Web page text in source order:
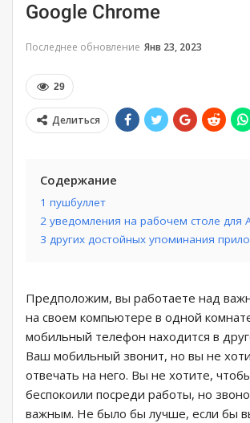
Google Chrome
Последнее обновление Янв 23, 2023
29
Делиться
Содержание
1 пушбуллет
2 уведомления на рабочем столе для
3 других достойных упоминания
Предположим, вы работаете над
на своем компьютере в одной
мобильный телефон находится в
Ваш мобильный звонит, но вы не
отвечать на него. Вы не хотите,
беспокоили посреди работы, но
важным. Не было бы лучше, если бы